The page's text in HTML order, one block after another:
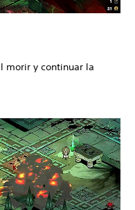
morir y continuar la